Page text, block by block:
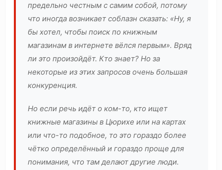
предельно честным с самим собой, потому
что иногда возникает соблазн сказать: «Ну, я
бы хотел, чтобы поиск по книжным
магазинам в интернете вёлся первым». Вряд
ли это произойдёт. Кто знает? Но за
некоторые из этих запросов очень большая
конкуренция.
Но если речь идёт о ком-то, кто ищет
книжные магазины в Цюрихе или на картах
или что-то подобное, то это гораздо более
чётко определённый и гораздо проще для
понимания, что там делают другие люди.